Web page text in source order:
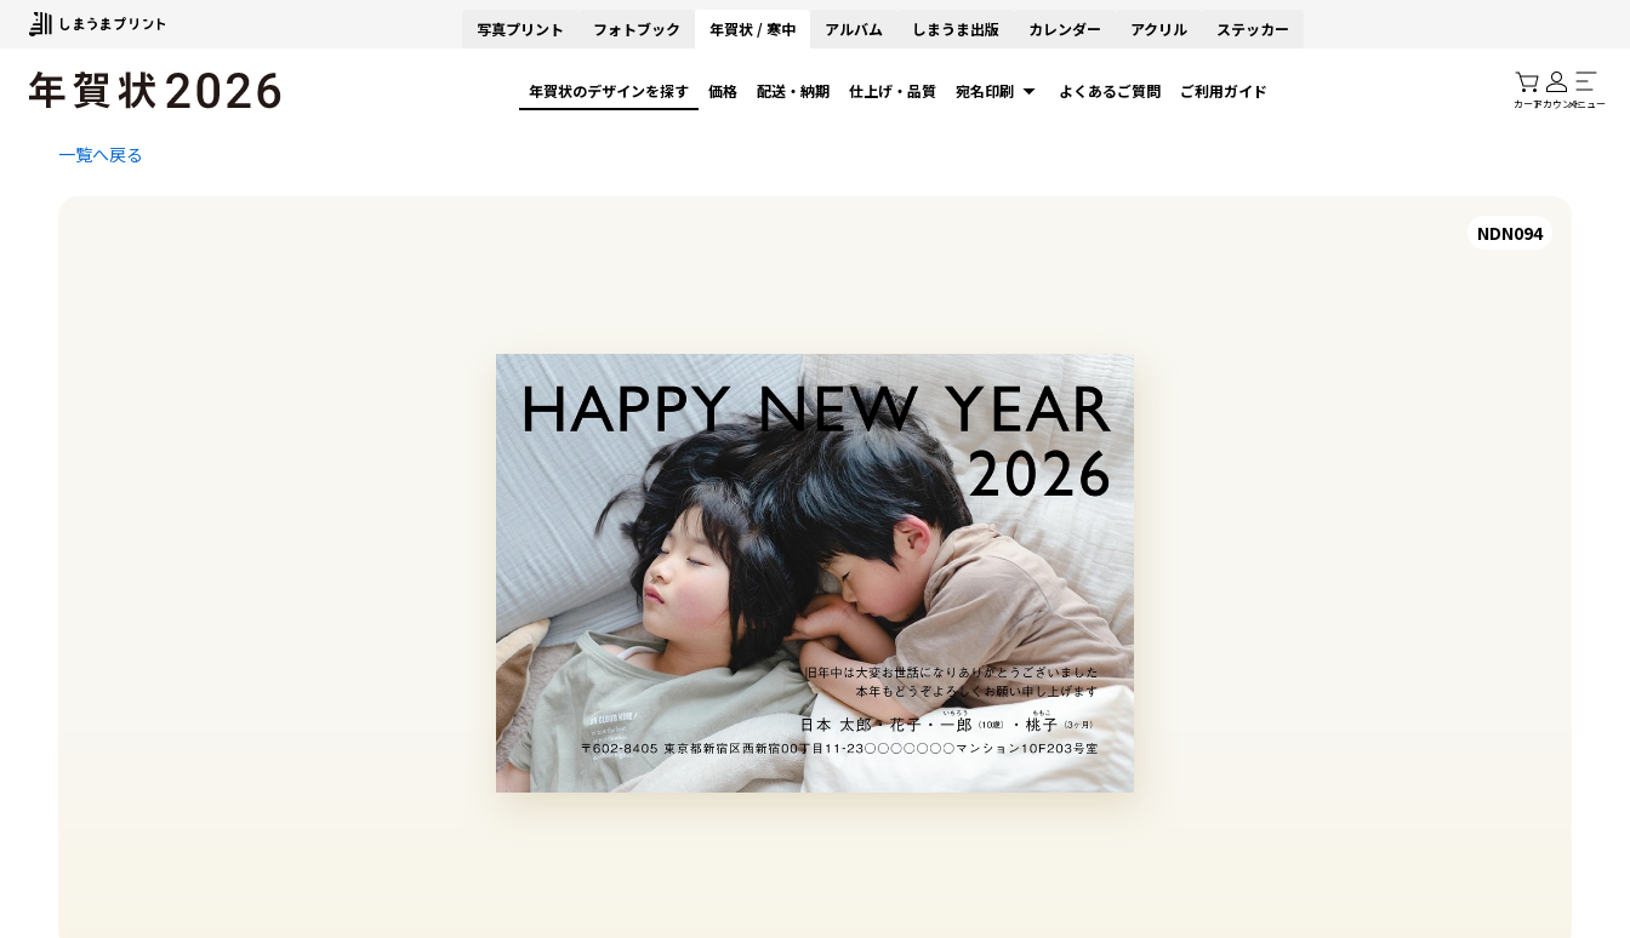
写真プリント フォトブック 年賀状 / 寒中 アルバム しまうま出版 カレンダー アクリル ステッカー
年賀状のデザインを探す 価格 配送・納期 仕上げ・品質 宛名印刷 よくあるご質問 ご利用ガイド
カートアカウントメニュー
一覧へ戻る
NDN094